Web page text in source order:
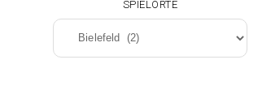
SPIELORTE
Spielorte